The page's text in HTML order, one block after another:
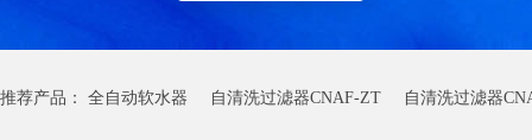
推荐产品： 全自动软水器 自清洗过滤器CNAF-ZT 自清洗过滤器